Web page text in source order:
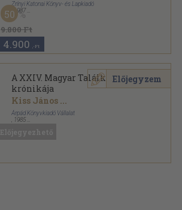
Zrínyi Katonai Könyv- és Lapkiadó
, 1987
Tűzött kötés
Repülés sorozat
9.800 Ft
50
4.900 ,-Ft
A XXIV. Magyar Találkozó
krónikája
Kiss János ...
Árpád Könyvkiadó Vállalat
1985
Előjegyzem